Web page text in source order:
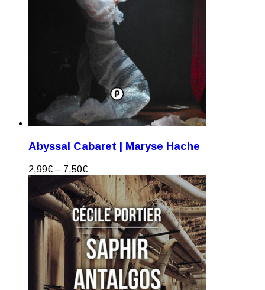
Abyssal Cabaret | Maryse Hache
2,99€ – 7,50€